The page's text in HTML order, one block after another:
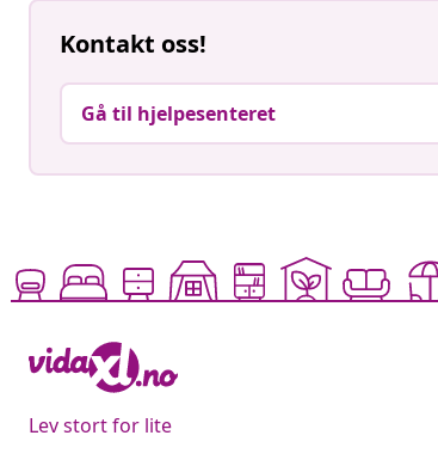
Kontakt oss!
Gå til hjelpesenteret
Lev stort for lite